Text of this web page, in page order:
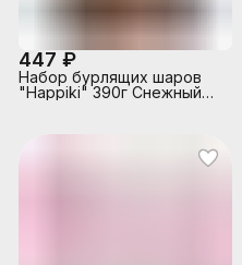
447 ₽
Набор бурлящих шаров
"Happiki" 390г Снежный